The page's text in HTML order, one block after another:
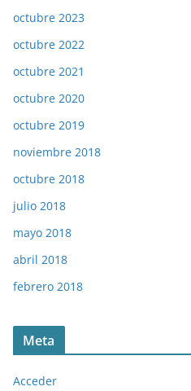
octubre 2023
octubre 2022
octubre 2021
octubre 2020
octubre 2019
noviembre 2018
octubre 2018
julio 2018
mayo 2018
abril 2018
febrero 2018
Meta
Acceder